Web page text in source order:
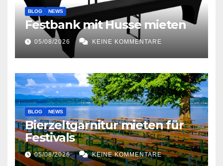
BLOG NEWS
Festbank mit Husse mieten
05/08/2026 KEINE KOMMENTARE
BLOG NEWS
Bierzeltgarnitur mieten für
Festivals
05/08/2026 KEINE KOMMENTARE